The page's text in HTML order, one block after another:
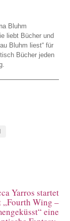
Bluhm
liebt Bücher und
Bluhm liest“ für
Bücher jeden
Yarros startet
„Fourth Wing –
eine